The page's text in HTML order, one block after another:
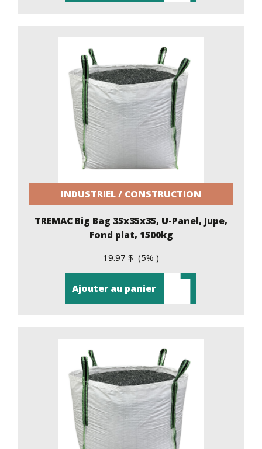
INDUSTRIEL / CONSTRUCTION
TREMAC Big Bag 35x35x35, U-Panel, Jupe,
Fond plat, 1500kg
19.97 $ (5% )
Ajouter au panier